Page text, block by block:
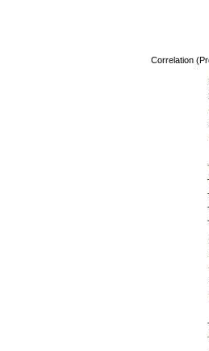
Correlation